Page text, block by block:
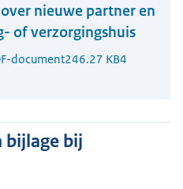
nieuwe partner en
of verzorgingshuis
document246.27 KB4
bijlage bij